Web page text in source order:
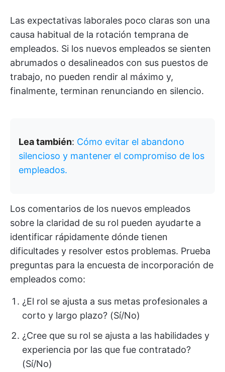
Las expectativas laborales poco claras son una
causa habitual de la rotación temprana de
empleados. Si los nuevos empleados se sienten
abrumados o desalineados con sus puestos de
trabajo, no pueden rendir al máximo y,
finalmente, terminan renunciando en silencio.
Lea también: Cómo evitar el abandono
silencioso y mantener el compromiso de los
empleados.
Los comentarios de los nuevos empleados
sobre la claridad de su rol pueden ayudarte a
identificar rápidamente dónde tienen
dificultades y resolver estos problemas. Prueba
preguntas para la encuesta de incorporación de
empleados como:
¿El rol se ajusta a sus metas profesionales a
corto y largo plazo? (Sí/No)
¿Cree que su rol se ajusta a las habilidades y
experiencia por las que fue contratado?
(Sí/No)